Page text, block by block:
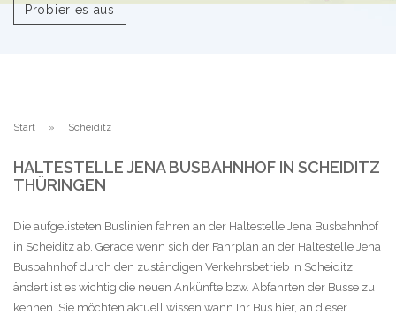
Probier es aus
Start Scheiditz
HALTESTELLE JENA BUSBAHNHOF IN SCHEIDITZ
THÜRINGEN
Die aufgelisteten Buslinien fahren an der Haltestelle Jena Busbahnhof
in Scheiditz ab. Gerade wenn sich der Fahrplan an der Haltestelle Jena
Busbahnhof durch den zuständigen Verkehrsbetrieb in Scheiditz
ändert ist es wichtig die neuen Ankünfte bzw. Abfahrten der Busse zu
kennen. Sie möchten aktuell wissen wann Ihr Bus hier, an dieser